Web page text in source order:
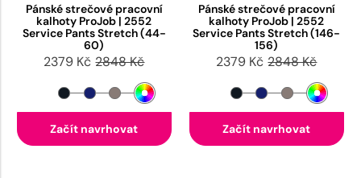
Pánské strečové pracovní
kalhoty ProJob | 2552
Service Pants Stretch (44-
60)
2379 Kč 2848 Kč
Začít navrhovat
Pánské strečové pracovní
kalhoty ProJob | 2552
Service Pants Stretch (146-
156)
2379 Kč 2848 Kč
Začít navrhovat